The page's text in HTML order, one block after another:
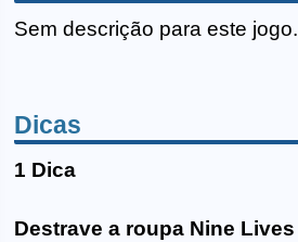
Sem descrição para este jogo.
Dicas
1 Dica
Destrave a roupa Nine Lives